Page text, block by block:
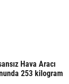
Hava Aracı
253 kilogram